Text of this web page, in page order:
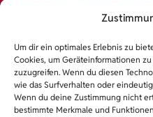
Um dir ein optimales Erlebnis zu
Cookies, um Geräteinformationen
zuzugreifen. Wenn du diesen
wie das Surfverhalten oder
Wenn du deine Zustimmung nicht
bestimmte Merkmale und
Fax: +49 4405 9180
www.jeddeloh.de
DAS SORTIMENT
NACHHALTIGKEIT